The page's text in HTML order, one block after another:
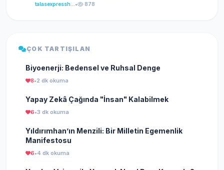
• 878
ÇOK TARTIŞILAN
Biyoenerji: Bedensel ve Ruhsal Denge
8•2 dk okuma
Yapay Zekâ Çağında "İnsan" Kalabilmek
6•3 dk okuma
Yıldırımhan’ın Menzili: Bir Milletin Egemenlik
Manifestosu
6•4 dk okuma